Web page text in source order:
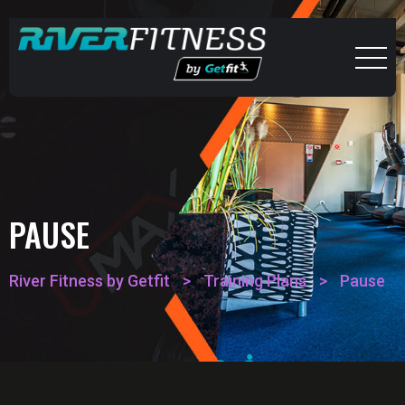
PAUSE
River Fitness by Getfit > Training Plans > Pause